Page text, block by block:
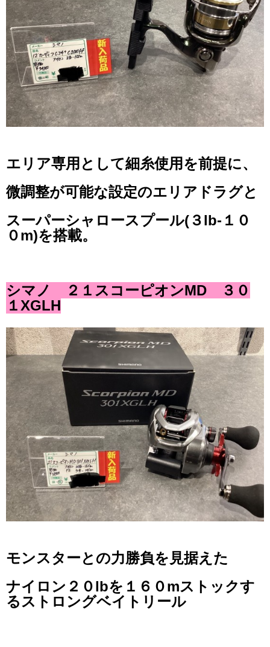
エリア専用として細糸使用を前提に、
微調整が可能な設定のエリアドラグと
スーパーシャロースプール(３lb-１０
０m)を搭載。
シマノ ２１スコーピオンMD ３０
１XGLH
モンスターとの力勝負を見据えた
ナイロン２０lbを１６０mストックす
るストロングベイトリール